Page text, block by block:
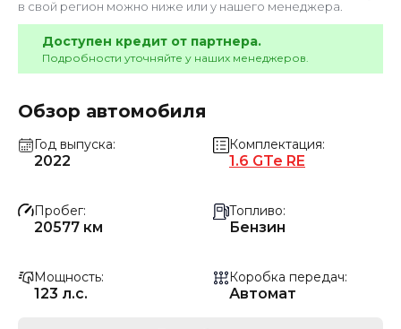
в свой регион можно ниже или у нашего менеджера.
Доступен кредит от партнера.
Подробности уточняйте у наших менеджеров.
Обзор автомобиля
Год выпуска
2022
Комплектация
1.6 GTe RE
Пробег
20577 км
Топливо
Бензин
Мощность
123 л.с.
Коробка передач
Автомат